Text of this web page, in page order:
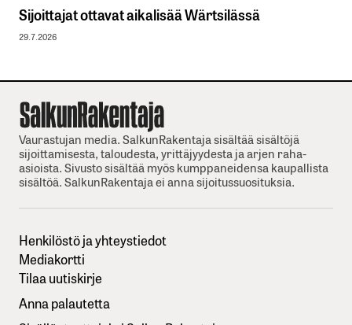
Sijoittajat ottavat aikalisää Wärtsilässä
29.7.2026
Vaurastujan media. SalkunRakentaja sisältää sisältöjä
sijoittamisesta, taloudesta, yrittäjyydesta ja arjen raha-
asioista. Sivusto sisältää myös kumppaneidensa kaupallista
sisältöä. SalkunRakentaja ei anna sijoitussuosituksia.
Henkilöstö ja yhteystiedot
Mediakortti
Tilaa uutiskirje
Anna palautetta